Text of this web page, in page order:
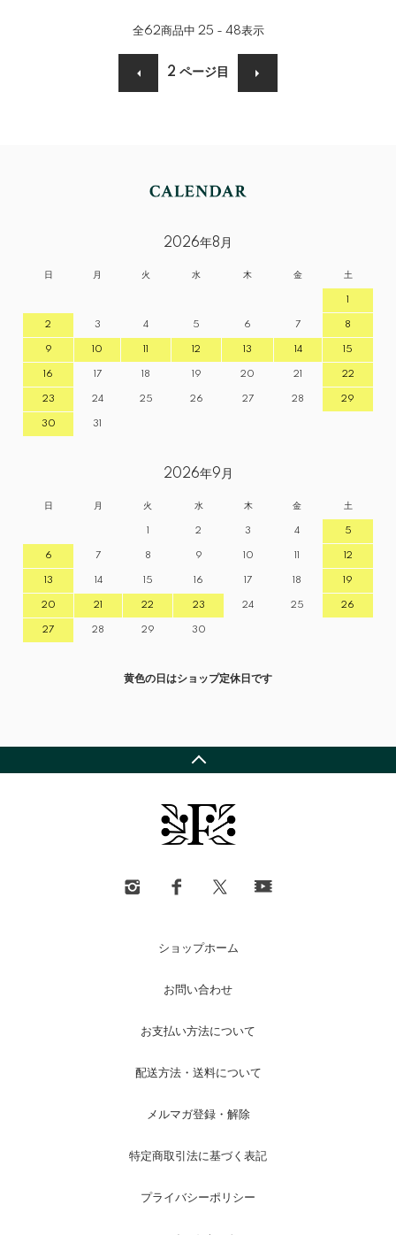
全62商品中 25 - 48表示
2 ページ目
2026年8月
日 月 火 水 木 金 土
1
2 3 4 5 6 7 8
9 10 11 12 13 14 15
16 17 18 19 20 21 22
23 24 25 26 27 28 29
30 31
2026年9月
日 月 火 水 木 金 土
1 2 3 4 5
6 7 8 9 10 11 12
13 14 15 16 17 18 19
20 21 22 23 24 25 26
27 28 29 30
黄色の日はショップ定休日です
ショップホーム
お問い合わせ
お支払い方法について
配送方法・送料について
メルマガ登録・解除
特定商取引法に基づく表記
プライバシーポリシー